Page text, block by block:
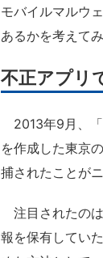
モバイルマルウ
あるかを考えてみ
不正アプリ
2013年9月、「
を作成した東京
捕されたことが
注目されたの
報を保有してい